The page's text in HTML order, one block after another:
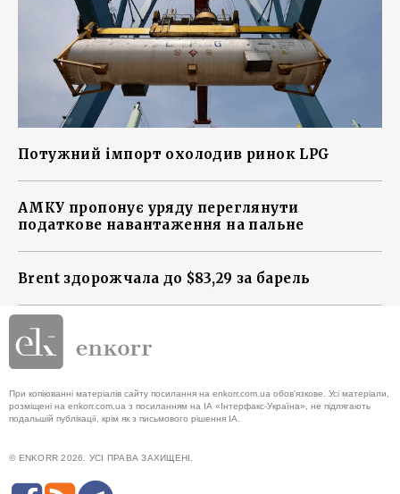
Потужний імпорт охолодив ринок LPG
АМКУ пропонує уряду переглянути
податкове навантаження на пальне
Brent здорожчала до $83,29 за барель
При копіюванні матеріалів сайту посилання на enkorr.com.ua обов'язкове. Усі матеріали,
розміщені на enkorr.com.ua з посиланням на ІА «Інтерфакс-Україна», не підлягають
подальшій публікації, крім як з письмового рішення ІА.
© ENKORR 2026. УСІ ПРАВА ЗАХИЩЕНІ.